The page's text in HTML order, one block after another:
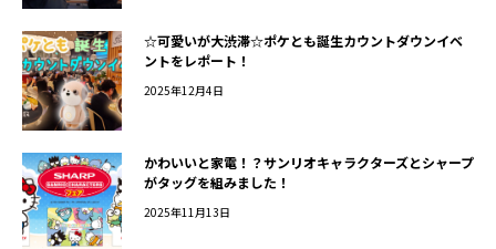
☆可愛いが大渋滞☆ポケとも誕生カウントダウンイベ
ントをレポート！
2025年12月4日
かわいいと家電！？サンリオキャラクターズとシャープ
がタッグを組みました！
2025年11月13日